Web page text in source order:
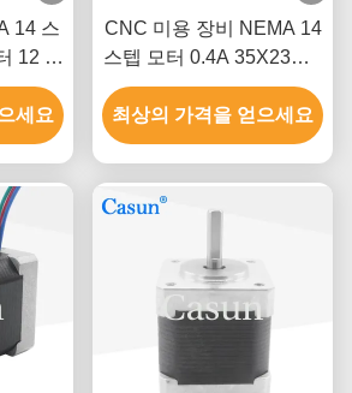
14 스
12 볼
터
세요
CNC 미용 장비 NEMA 14
스텝 모터 0.4A 35X23mm
60mNM 1.8 Deg
최상의 가격을 얻으세요